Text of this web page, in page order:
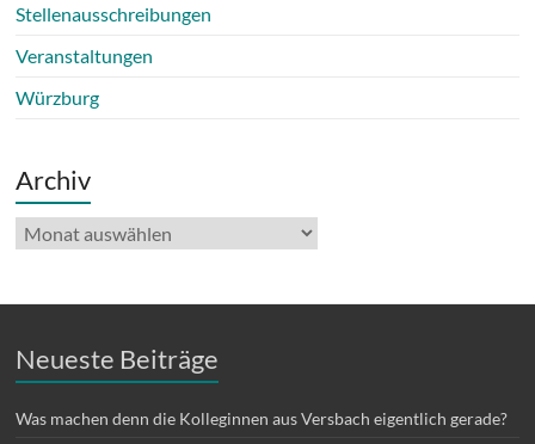
Stellenausschreibungen
Veranstaltungen
Würzburg
Archiv
Archiv
Neueste Beiträge
Was machen denn die Kolleginnen aus Versbach eigentlich gerade?